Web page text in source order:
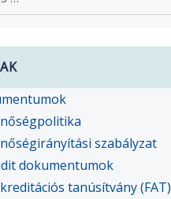
szabályzat
dokumentumok
tanúsítvány (FAT)